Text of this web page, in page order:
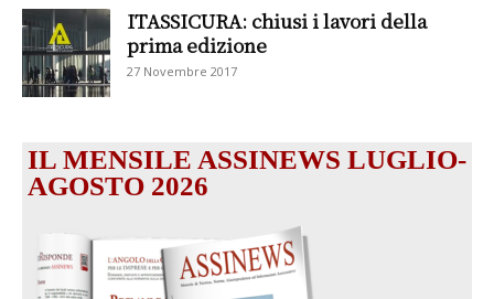
ITASSICURA: chiusi i lavori della
prima edizione
27 Novembre 2017
IL MENSILE ASSINEWS LUGLIO-
AGOSTO 2026